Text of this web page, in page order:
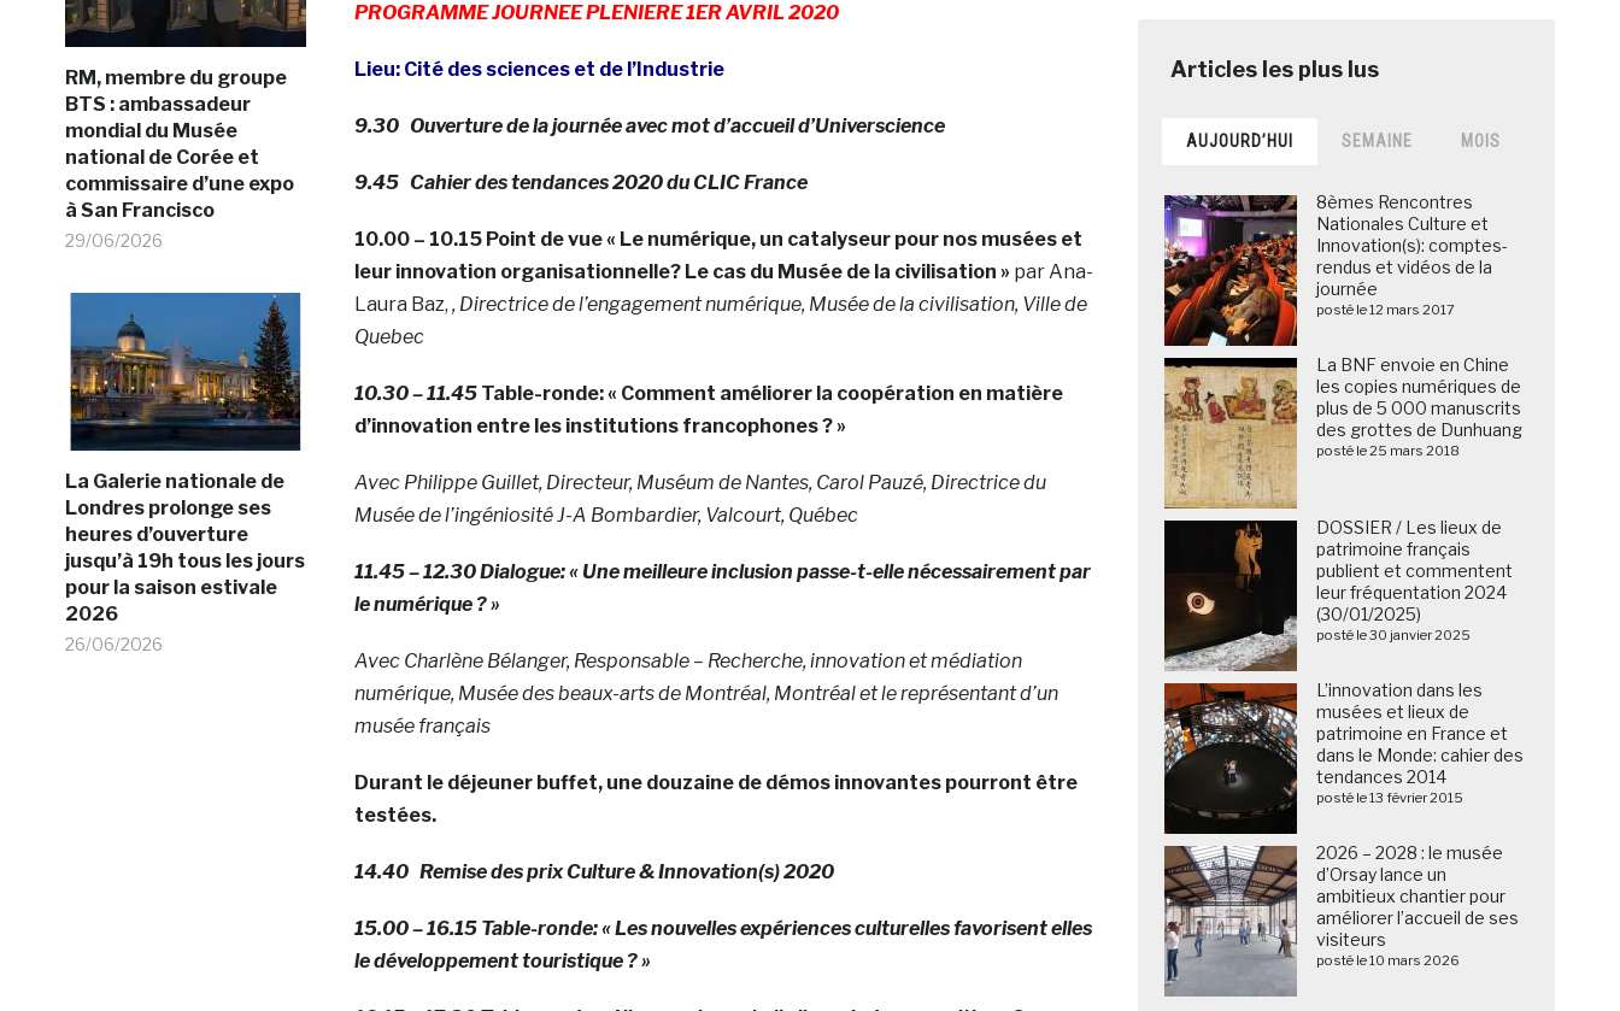
RM, membre du groupe
BTS : ambassadeur
mondial du Musée
national de Corée et
commissaire d’une expo
à San Francisco
29/06/2026
La Galerie nationale de
Londres prolonge ses
heures d’ouverture
jusqu’à 19h tous les jours
pour la saison estivale
2026
26/06/2026
PROGRAMME JOURNEE PLENIERE 1ER AVRIL 2020
Lieu: Cité des sciences et de l’Industrie
9.30 Ouverture de la journée avec mot d’accueil d’Universcience
9.45 Cahier des tendances 2020 du CLIC France
10.00 – 10.15 Point de vue « Le numérique, un catalyseur pour nos musées et
leur innovation organisationnelle? Le cas du Musée de la civilisation » par Ana-
Laura Baz, , Directrice de l’engagement numérique, Musée de la civilisation, Ville de
Quebec
10.30 – 11.45 Table-ronde: « Comment améliorer la coopération en matière
d’innovation entre les institutions francophones ? »
Avec Philippe Guillet, Directeur, Muséum de Nantes, Carol Pauzé, Directrice du
Musée de l’ingéniosité J-A Bombardier, Valcourt, Québec
11.45 – 12.30 Dialogue: « Une meilleure inclusion passe-t-elle nécessairement par
le numérique ? »
Avec Charlène Bélanger, Responsable – Recherche, innovation et médiation
numérique, Musée des beaux-arts de Montréal, Montréal et le représentant d’un
musée français
Durant le déjeuner buffet, une douzaine de démos innovantes pourront être
testées.
14.40 Remise des prix Culture & Innovation(s) 2020
15.00 – 16.15 Table-ronde: « Les nouvelles expériences culturelles favorisent elles
le développement touristique ? »
AUJOURD’HUI SEMAINE MOIS
8èmes Rencontres
Nationales Culture et
Innovation(s): comptes-
rendus et vidéos de la
journée
posté le 12 mars 2017
La BNF envoie en Chine
les copies numériques de
plus de 5 000 manuscrits
des grottes de Dunhuang
posté le 25 mars 2018
DOSSIER / Les lieux de
patrimoine français
publient et commentent
leur fréquentation 2024
(30/01/2025)
posté le 30 janvier 2025
L’innovation dans les
musées et lieux de
patrimoine en France et
dans le Monde: cahier des
tendances 2014
posté le 13 février 2015
2026 – 2028 : le musée
d’Orsay lance un
ambitieux chantier pour
améliorer l’accueil de ses
visiteurs
posté le 10 mars 2026